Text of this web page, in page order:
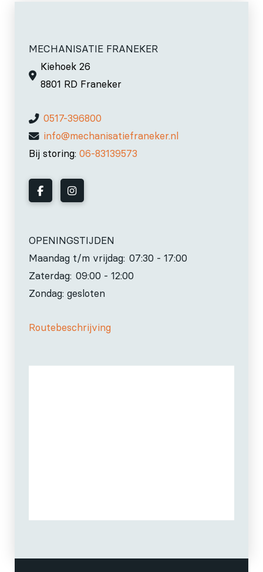
MECHANISATIE FRANEKER
Kiehoek 26
8801 RD Franeker
0517-396800
info@mechanisatiefraneker.nl
Bij storing: 06-83139573
OPENINGSTIJDEN
Maandag t/m vrijdag: 07:30 - 17:00
Zaterdag: 09:00 - 12:00
Zondag: gesloten
Routebeschrijving